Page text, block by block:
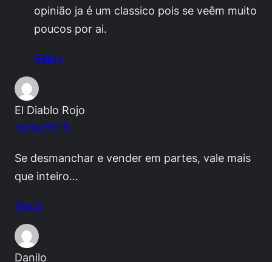
opinião ja é um classico pois se veêm muito
poucos por ai.
Reply
El Diablo Rojo
01/18/2015
Se desmanchar e vender em partes, vale mais
que inteiro…
Reply
Danilo